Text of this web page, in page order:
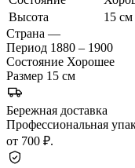
Высота
15 см
Страна —
Период 1880 – 1900
Состояние Хорошее
Размер 15 см
Бережная доставка
Профессиональная
от 700 ₽.